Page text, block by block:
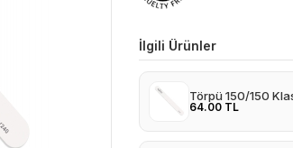
İlgili Ürünler
Törpü 150/150
64.00 TL